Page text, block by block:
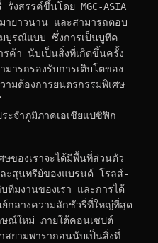
งสรรค์ขึ้นโดย MGC-ASIA
ายาวนาน และสามารถตอบ
บูรณ์แบบ ซึ่งการเป็นบูทีค
ค้า นับเป็นสิ่งที่เกิดขึ้นครั้ง
ารถรองรับการเติบโตของ
มต้องการยนตรกรรมพิเศษ
จำภูมิภาคเอเชียแปซิฟิก
ของเราจะได้มีพื้นที่ส่วนตัว
ะสุนทรีย์ของแบรนด์ โรลส์-
ทีมงานของเรา และการได้
ลางความลักชัวรี่ที่ใหญ่ที่สุด
ณ์ใหม่ ภายใต้คอนเซปต์
ยามพารากอนนับเป็นสิ่งที่